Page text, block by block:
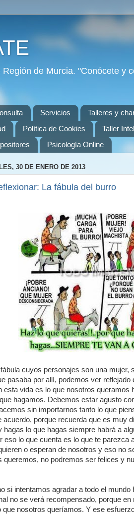
de Murcia. "Conócete y
Servicios Talleres y
Política de Cookies
Taller
Psicología Online
30 DE ENERO DE 2013
La fábula del burro
cuyos personajes son una mujer,
pasaba por allí, podemos ver reflejado
esta vida es lo que nosotros queramos
hagamos. Debemos estar agusto
sin importarnos tanto lo que
acuerdo, porque recuerda que es muy
hagas lo que hagas siempre habrá a
eso lo que cuenta es lo que te parezca
o esperan de nosotros y eso no
queremos, no podremos ser felices y
si intentamos agradar a todo el
no se verá recompensado, porque
que nosotros queríamos. Y ese